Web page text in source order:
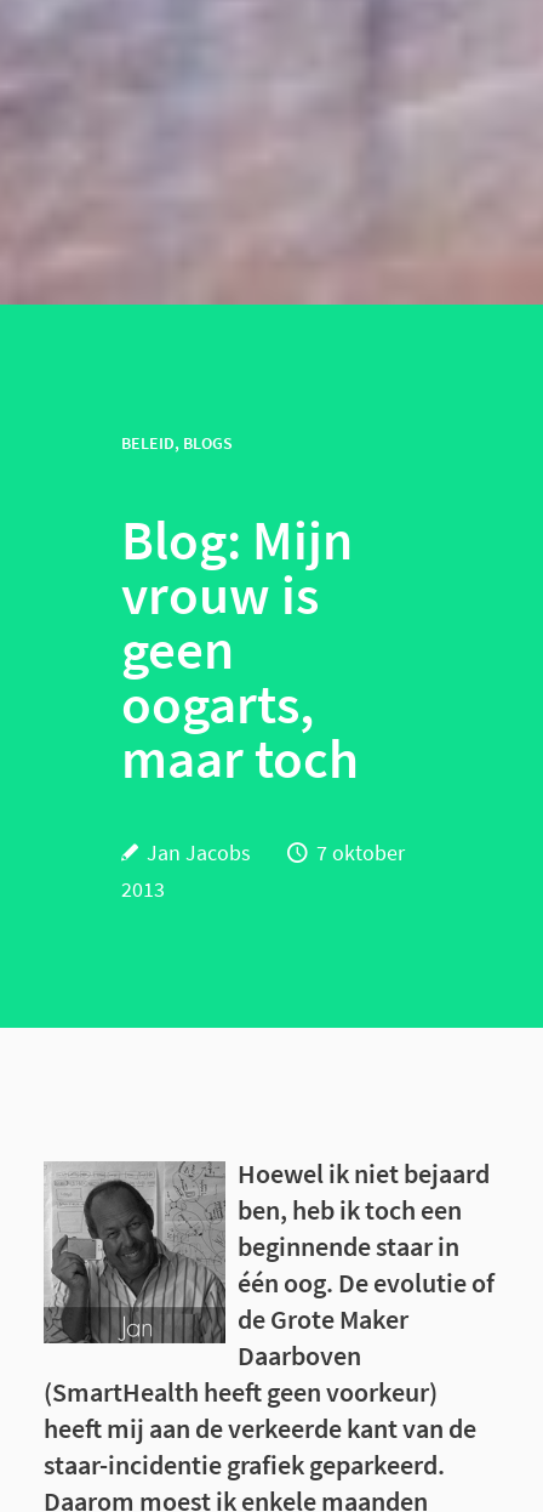
BELEID, BLOGS
Blog: Mijn
vrouw is
geen
oogarts,
maar toch
Jan Jacobs
7 oktober
2013
Hoewel ik niet bejaard
ben, heb ik toch een
beginnende staar in
één oog. De evolutie of
de Grote Maker
Daarboven
(SmartHealth heeft geen voorkeur)
heeft mij aan de verkeerde kant van de
staar-incidentie grafiek geparkeerd.
Daarom moest ik enkele maanden